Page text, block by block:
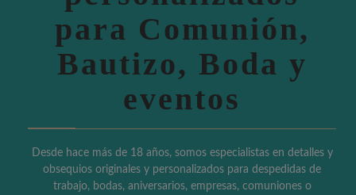
para Comunión,
Bautizo, Boda y
eventos
Desde hace más de 18 años, somos especialistas en detalles y
obsequios originales y personalizados para despedidas de
trabajo, bodas, aniversarios, empresas, comuniones o